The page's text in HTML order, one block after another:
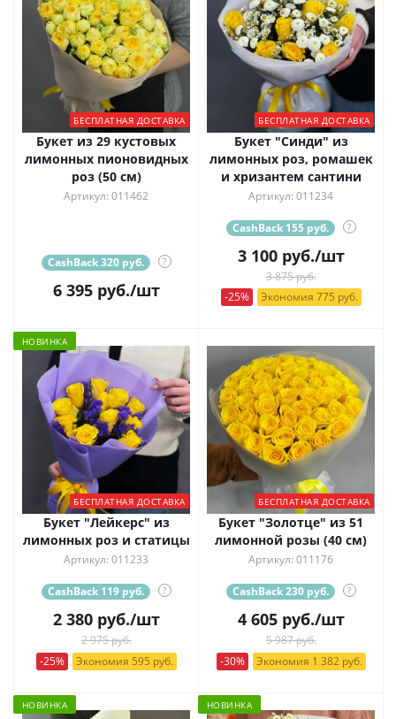
БЕСПЛАТНАЯ ДОСТАВКА
Букет из 29 кустовых
лимонных пионовидных
роз (50 см)
Артикул: 011462
CashBack 320 руб. ?
6 395руб./шт
БЕСПЛАТНАЯ ДОСТАВКА
Букет "Синди" из
лимонных роз, ромашек
и хризантем сантини
Артикул: 011234
CashBack 155 руб. ?
3 100руб./шт
3 875 руб.
-25%
Экономия 775 руб.
НОВИНКА
БЕСПЛАТНАЯ ДОСТАВКА
Букет "Лейкерс" из
лимонных роз и статицы
Артикул: 011233
CashBack 119 руб. ?
2 380руб./шт
2 975 руб.
-25%
Экономия 595 руб.
БЕСПЛАТНАЯ ДОСТАВКА
Букет "Золотце" из 51
лимонной розы (40 см)
Артикул: 011176
CashBack 230 руб. ?
4 605руб./шт
5 987 руб.
-30%
Экономия 1 382 руб.
НОВИНКА НОВИНКА